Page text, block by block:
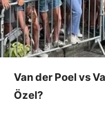
Van der Poel vs
Özel?